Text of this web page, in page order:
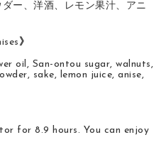
ー、洋酒、レモン果汁、アニ
》
oil, San-ontou sugar, walnuts,
sake, lemon juice, anise,
for 8.9 hours. You can enjoy